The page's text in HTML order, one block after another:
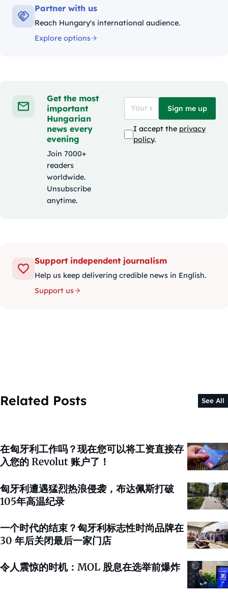
Partner with us
Reach Hungary's international audience.
Explore options
Get the most
important
Hungarian
news every
evening
Join 7000+
readers
worldwide.
Unsubscribe
anytime.
Sign me up
I accept the privacy
policy.
Support independent journalism
Help us keep delivering credible news in English.
Support us
Related Posts See All
在匈牙利工作吗？现在您可以将工资直接存
入您的 Revolut 账户了！
匈牙利遭遇猛烈热浪侵袭，布达佩斯打破
105年高温纪录
一个时代的结束？匈牙利标志性时尚品牌在
30 年后关闭最后一家门店
令人震惊的时机：MOL 股息在选举前爆炸